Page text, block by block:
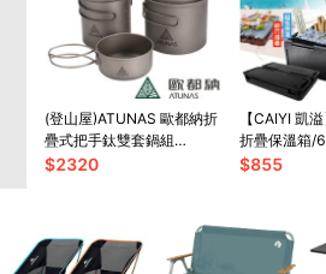
(登山屋)ATUNAS 歐都納折
疊式把手鈦雙套鍋組
(1100ML/750ML)A2ACBB12N
$2320
【CAIYI 凱
折疊保溫箱/
$855